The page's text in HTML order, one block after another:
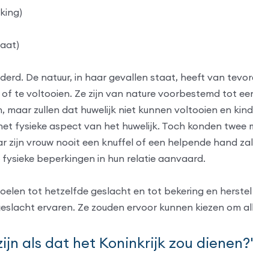
De natuur, in haar gevallen staat, heeft van
te voltooien. Ze zijn van nature voorbestemd tot
zullen dat huwelijk niet kunnen voltooien en
fysieke aspect van het huwelijk. Toch konden twee
zijn vrouw nooit een knuffel of een helpende hand
beperkingen in hun relatie aanvaard.
tot hetzelfde geslacht en tot bekering en herstel
ervaren. Ze zouden ervoor kunnen kiezen om
als dat het Koninkrijk zou